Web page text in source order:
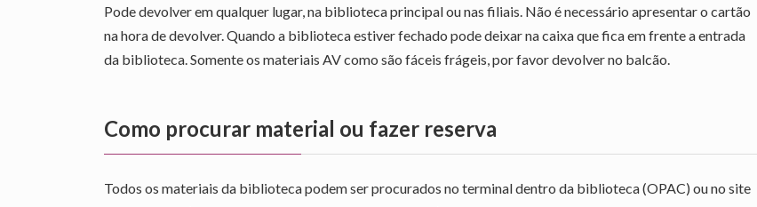
Pode devolver em qualquer lugar, na biblioteca principal ou nas filiais. Não é necessário apresentar o cartão
na hora de devolver. Quando a biblioteca estiver fechado pode deixar na caixa que fica em frente a entrada
da biblioteca. Somente os materiais AV como são fáceis frágeis, por favor devolver no balcão.
Como procurar material ou fazer reserva
Todos os materiais da biblioteca podem ser procurados no terminal dentro da biblioteca (OPAC) ou no site